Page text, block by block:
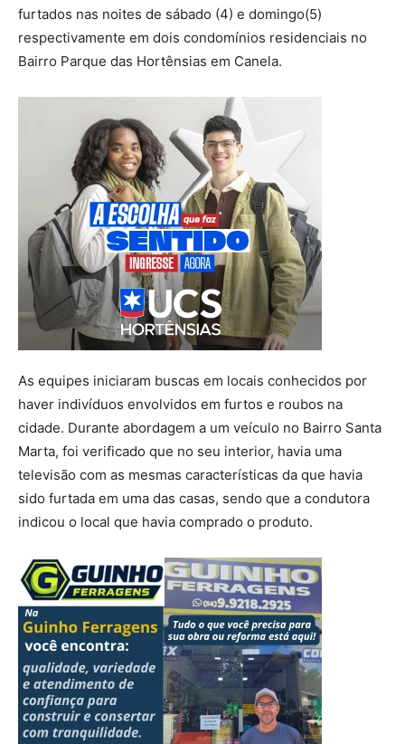
furtados nas noites de sábado (4) e domingo(5)
respectivamente em dois condomínios residenciais no
Bairro Parque das Hortênsias em Canela.
As equipes iniciaram buscas em locais conhecidos por
haver indivíduos envolvidos em furtos e roubos na
cidade. Durante abordagem a um veículo no Bairro Santa
Marta, foi verificado que no seu interior, havia uma
televisão com as mesmas características da que havia
sido furtada em uma das casas, sendo que a condutora
indicou o local que havia comprado o produto.